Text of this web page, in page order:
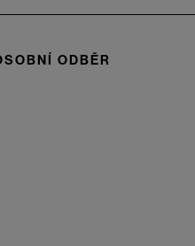
ODBĚR